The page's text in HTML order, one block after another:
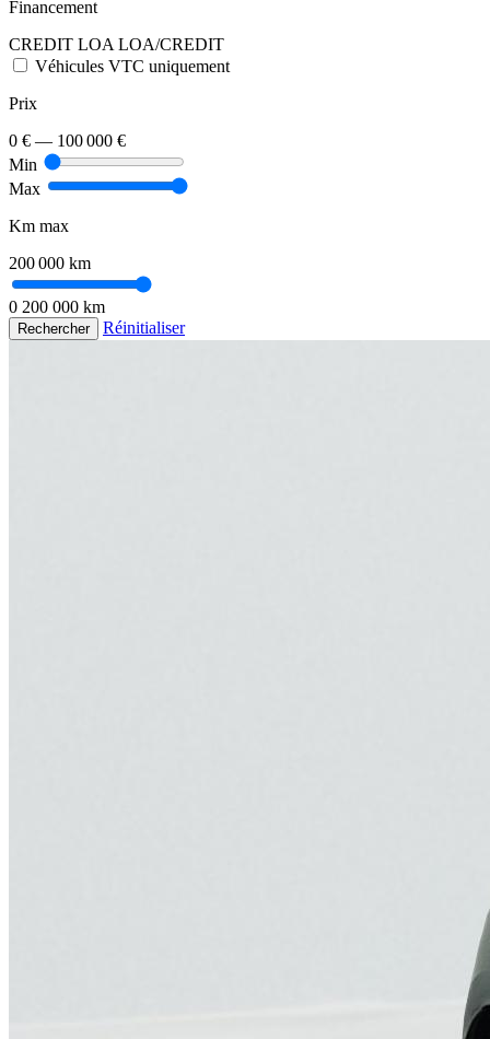
Financement
CREDIT LOA LOA/CREDIT
Véhicules VTC uniquement
Prix
0 € — 100 000 €
Min
Max
Km max
200 000 km
0 200 000 km
Rechercher Réinitialiser